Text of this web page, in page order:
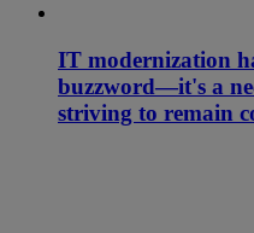
IT modernization
buzzword—it's a
striving to remain